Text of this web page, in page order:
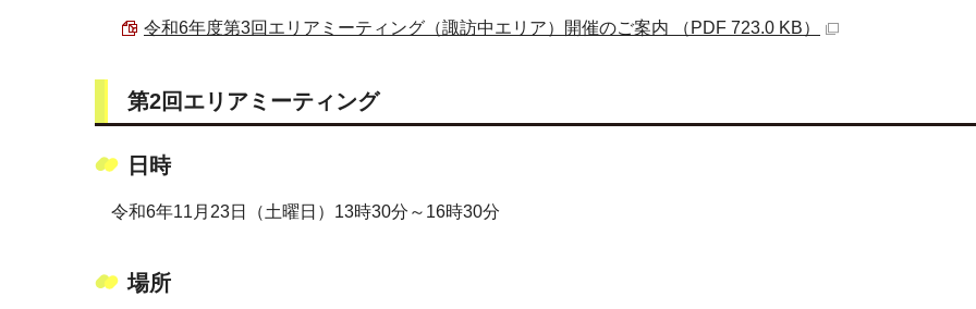
令和6年度第3回エリアミーティング（諏訪中エリア）開催のご案内 （PDF 723.0 KB）
第2回エリアミーティング
日時
令和6年11月23日（土曜日）13時30分～16時30分
場所